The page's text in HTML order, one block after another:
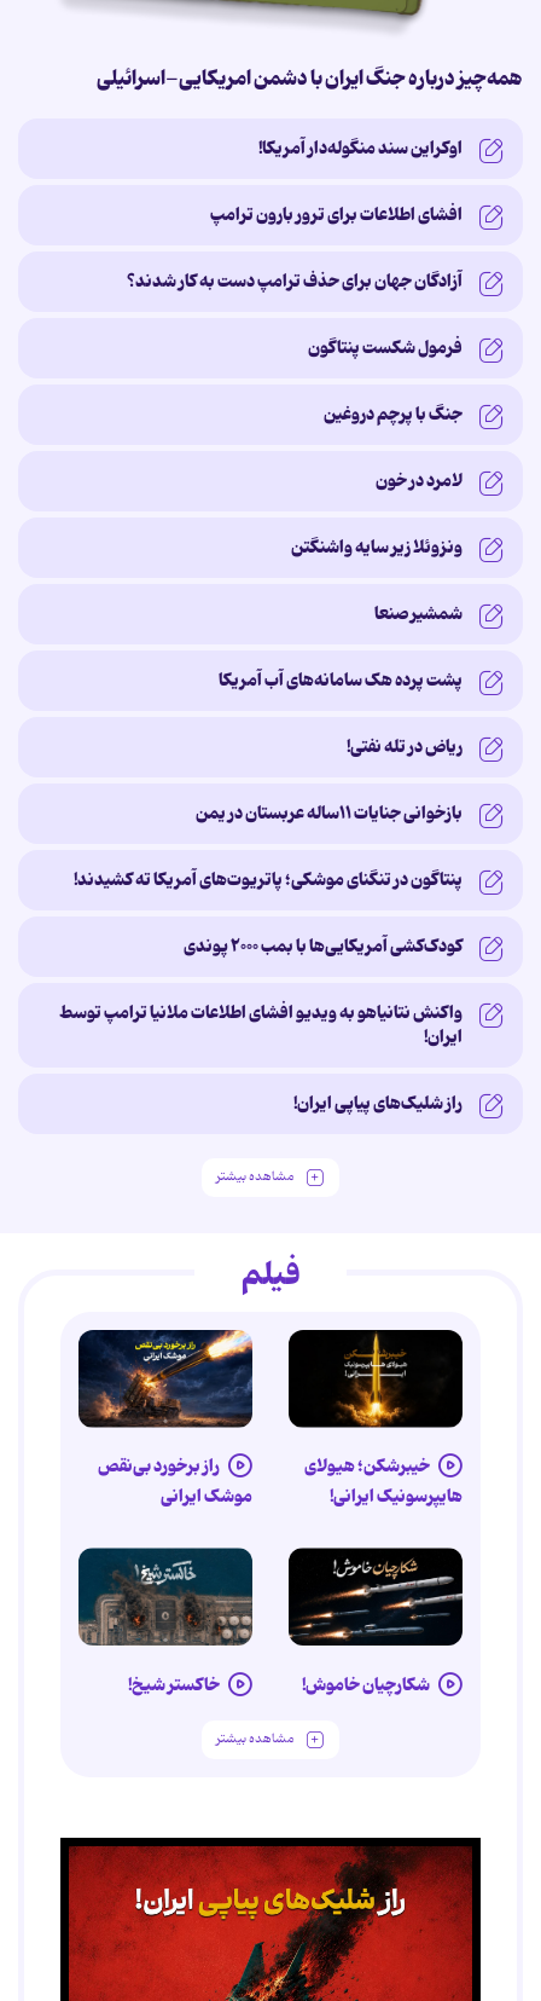
همه‌چیز درباره جنگ ایران با دشمن امریکایی-اسرائیلی
اوکراین سند منگوله‌دار آمریکا!
افشای اطلاعات برای ترور بارون ترامپ
آزادگان جهان برای حذف ترامپ دست به کار شدند؟
فرمول شکست پنتاگون
جنگ با پرچم دروغین
لامرد در خون
ونزوئلا زیر سایه‌ واشنگتن
شمشیر صنعا
پشت پرده‌ هک سامانه‌های آب آمریکا
ریاض در تله نفتی!
بازخوانی جنایات ۱۱ساله‌ عربستان در یمن
پنتاگون در تنگنای موشکی؛ پاتریوت‌های آمریکا ته کشیدند!
کودک‌کشی آمریکایی‌ها با بمب ۲۰۰۰ پوندی
واکنش نتانیاهو به ویدیو افشای اطلاعات ملانیا ترامپ توسط
ایران!
راز شلیک‌های پیاپی ایران!
مشاهده بیشتر
فیلم
خیبرشکن؛ هیولای
هایپرسونیک ایرانی!
راز برخورد بی‌نقص
موشک ایرانی
شکارچیان خاموش! خاکستر شیخ!
مشاهده بیشتر